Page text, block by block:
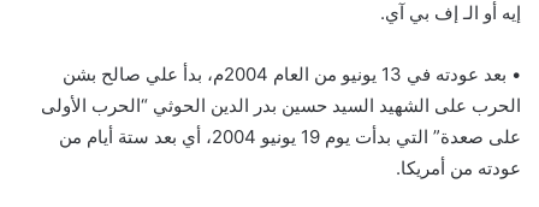
إيه أو الـ إف بي آي.
• بعد عودته في 13 يونيو من العام 2004م، بدأ علي صالح بشن
الحرب على الشهيد السيد حسين بدر الدين الحوثي “الحرب الأولى
على صعدة” التي بدأت يوم 19 يونيو 2004، أي بعد ستة أيام من
عودته من أمريكا.